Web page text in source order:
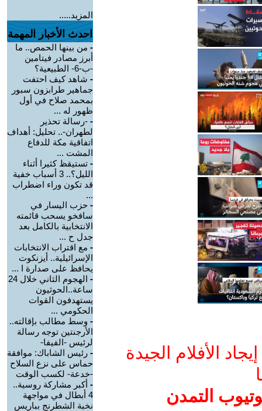
الأفلام الجيدة
التمدن
المزيد.....
احدث الأخبار المهمة
- من بينها الحمص.. ما
أبرز مصادر فيتامين
-ب-6- الطبيعية؟
- شاهد كيف احتفت
جماهير طرابزون سبور
بمحمد صلاح في أول
ظهور له ...
- -رسالة تحذير
لطهران-.. تحليل: أهداف
اتفاقية مكة للدفاع
المشت ...
- تستيقظ كثيرا أثناء
الليل؟.. 3 أسباب خفية
قد تكون وراء اضطراب
...
- حزب اليسار في
سافخو يسحب قائمته
الانتخابية بالكامل بعد
جدل ح ...
- مع اقتراب الانتخابات
الإسرائيلية.. أيزنكوت
يحافظ على صدارة ا ...
-
الهجوم الثاني خلال 24
ساعة..الحوثيون
يستهدفون القوات
الحكومي ...
- وسط مطالب بإقالته..
الأرجنتين توجه رسالة
لرئيس -الفيفا-
- رئيس الشاباك: موافقة
حماس على نزع السلاح
-خدعة- لكسب الوقت
- أكبر مشاركة روسية..
4 أبطال في مواجهة
نخبة الشطرنج بباريس